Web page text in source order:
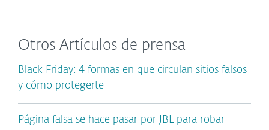
Otros Artículos de prensa
Black Friday: 4 formas en que circulan sitios falsos
y cómo protegerte
Página falsa se hace pasar por JBL para robar